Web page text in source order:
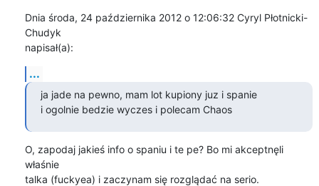
Dnia środa, 24 października 2012 o 12:06:32 Cyryl Płotnicki-
Chudyk
napisał(a):
...
ja jade na pewno, mam lot kupiony juz i spanie
i ogolnie bedzie wyczes i polecam Chaos
O, zapodaj jakieś info o spaniu i te pe? Bo mi akceptnęli
właśnie
talka (fuckyea) i zaczynam się rozglądać na serio.